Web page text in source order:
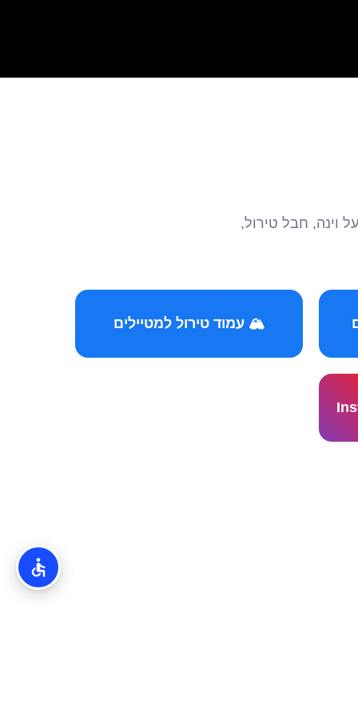
וינה, חבל טירול,
🏔️ עמוד טירול למטיילים